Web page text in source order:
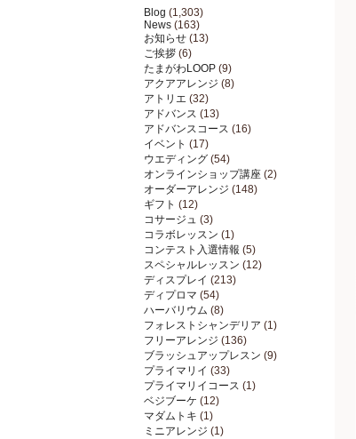
Blog (1,303)
News (163)
お知らせ (13)
ご挨拶 (6)
たまがわLOOP (9)
アクアアレンジ (8)
アトリエ (32)
アドバンス (13)
アドバンスコース (16)
イベント (17)
ウエディング (54)
オンラインショップ講座 (2)
オーダーアレンジ (148)
ギフト (12)
コサージュ (3)
コラボレッスン (1)
コンテスト入選情報 (5)
スペシャルレッスン (12)
ディスプレイ (213)
ディプロマ (54)
ハーバリウム (8)
フォレストシャンデリア (1)
フリーアレンジ (136)
ブラッシュアップレスン (9)
プライマリイ (33)
プライマリイコース (1)
ベジブーケ (12)
マダムトキ (1)
ミニアレンジ (1)